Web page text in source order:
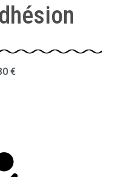
€